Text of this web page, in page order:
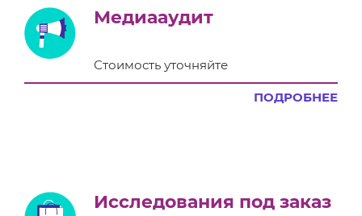
Медиааудит
Стоимость уточняйте
ПОДРОБНЕЕ
Исследования под заказ